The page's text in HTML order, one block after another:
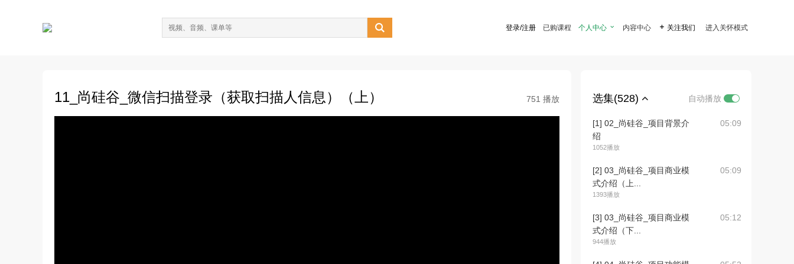
 登录/注册 已购课程 个人中心  内容中心  关注我们 进入关怀模式
11_尚硅谷_微信扫描登录（获取扫描人信息）（上） 751 播放 选集(528) 自动播放
[1] 02_尚硅谷_项目背景介
绍
1052播放
05:09
[2] 03_尚硅谷_项目商业模
式介绍（上...
1393播放
05:09
[3] 03_尚硅谷_项目商业模
式介绍（下...
944播放
05:12